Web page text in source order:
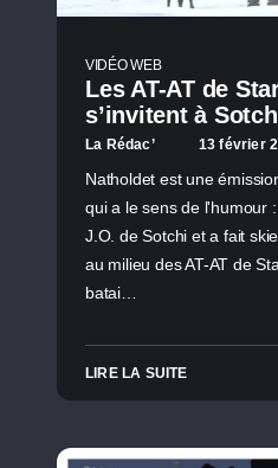
VIDÉO WEB
Les AT-AT de
s’invitent à
La Rédac’ 13 février
Natholdet est une
qui a le sens de l'humour
J.O. de Sotchi et a fait
au milieu des AT-AT de
batai…
LIRE LA SUITE